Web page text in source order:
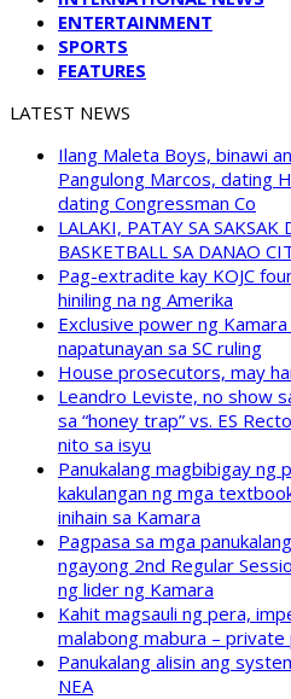
ENTERTAINMENT
SPORTS
FEATURES
LATEST NEWS
Ilang Maleta Boys, binawi
Pangulong Marcos, dating
dating Congressman Co
LALAKI, PATAY SA SAKSAK
BASKETBALL SA DANAO
Pag-extradite kay KOJC
hiniling na ng Amerika
Exclusive power ng
napatunayan sa SC ruling
House prosecutors, may
Leandro Leviste, no show
sa “honey trap” vs. ES
nito sa isyu
Panukalang magbibigay ng
kakulangan ng mga
inihain sa Kamara
Pagpasa sa mga
ngayong 2nd Regular
ng lider ng Kamara
Kahit magsauli ng pera,
malabong mabura –
Panukalang alisin ang
NEA